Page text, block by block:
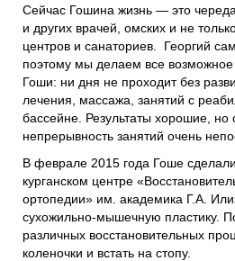
Сейчас Гошина жизнь — это
и других врачей, омских и не
центров и санаториев. Георгий
поэтому мы делаем все
Гоши: ни дня не проходит без
лечения, массажа, занятий с
бассейне. Результаты хорошие, но
непрерывность занятий очень
В феврале 2015 года Гоше
курганском центре
ортопедии» им. академика Г.А.
сухожильно-мышечную пластику.
различных восстановительных
коленочки и встать на стопу.